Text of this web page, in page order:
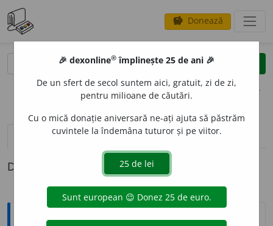
savings Donează
clear
opțiuni
definiții (1) pronunțievolume_up (50)
Definiția cu ID-ul 334154:
Explicative DEX
🎉 dexonline® împlinește 25 de ani 🎉
De un sfert de secol suntem aici, gratuit, zi de zi,
pentru milioane de căutări.
Cu o mică donație aniversară ne-ați ajuta să păstrăm
cuvintele la îndemâna tuturor și pe viitor.